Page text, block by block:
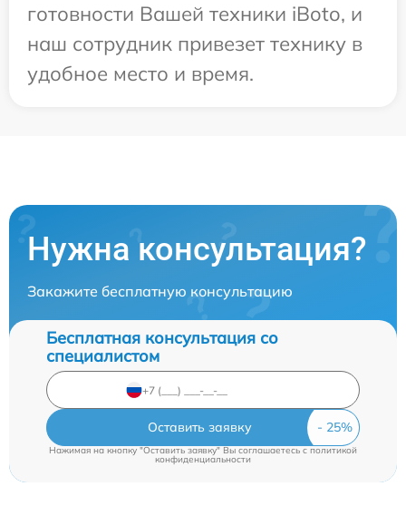
готовности Вашей техники iBoto, и
наш сотрудник привезет технику в
удобное место и время.
Нужна консультация?
Закажите бесплатную консультацию
Бесплатная консультация со
специалистом
Оставить заявку
Нажимая на кнопку "Оставить заявку" Вы соглашаетесь c политикой
конфиденциальности